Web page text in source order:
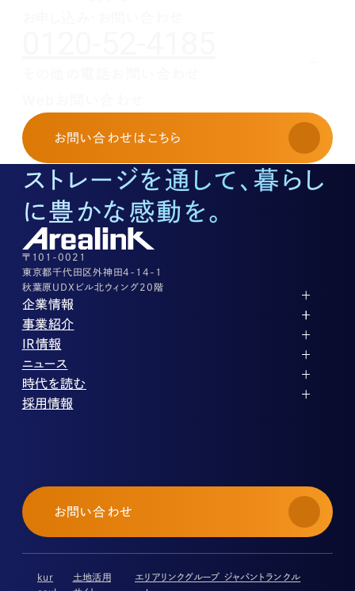
お申し込み・お問い合わせ
03-3526-8568
土地活用に関するお問い合わせ
03-3526-8574
底地に関するお問い合わせ
03-3526-8572
株式に関するお問い合わせ
03-3526-8556
その他上記に当てはまらない案件等
03-3526-8556
お問い合わせ はこちら
ストレージを通して、暮らし
に豊かな感動を。
〒101-0021
東京都千代田区外神田4-14-1
秋葉原UDXビル北ウィング20階
企業情報
代表メッセージ
企業理念
会社概要
役員紹介
沿革
コーポレートガバナンス
事業紹介
ストレージ事業
パートナー制度
ストレージライフ
土地権利整備事業
オフィス事業
アセット事業
IR情報
IRカレンダー
中期経営計画
事業等のリスク
株式・株主情報
個人投資家の皆様へ
よくある質問・用語集
IRメール登録
免責事項
ニュース
PR
IR
時代を読む
投稿一覧
採用情報
採用エントリー
お問い合わせ
kur
土地活用
エリアリンクグループ ジャパントランクル